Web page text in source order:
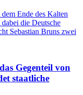
Ende des Kalten
die Deutsche
Sebastian Bruns zwei
Gegenteil von
staatliche